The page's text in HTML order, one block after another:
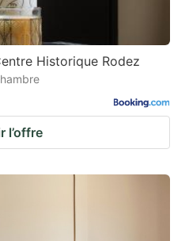
Historique Rodez
l’offre